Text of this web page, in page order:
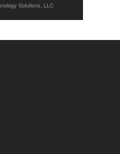
Solutions, LLC